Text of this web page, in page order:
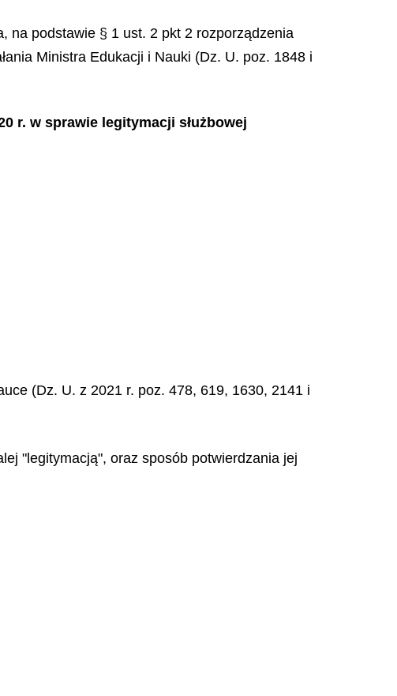
na podstawie § 1 ust. 2 pkt 2 rozporządzenia
Ministra Edukacji i Nauki (Dz. U. poz. 1848 i
r. w sprawie legitymacji służbowej
(Dz. U. z 2021 r. poz. 478, 619, 1630, 2141 i
"legitymacją", oraz sposób potwierdzania jej